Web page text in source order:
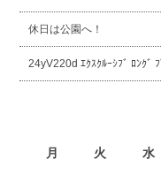
休日は公園へ！
24yV220d ｴｸｽｸﾙｰｼﾌﾞ ﾛﾝｸ
月 火 水